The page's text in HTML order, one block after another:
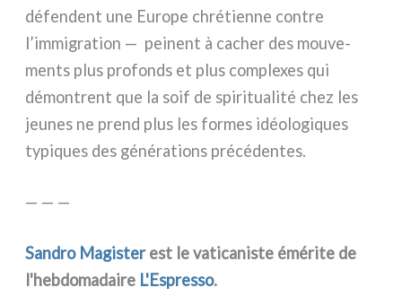
défen­dent une Europe chré­tien­ne con­tre
l’immigration — pei­nent à cacher des mou­ve­
men­ts plus pro­fonds et plus com­ple­xes qui
démon­trent que la soif de spi­ri­tua­li­té chez les
jeu­nes ne prend plus les for­mes idéo­lo­gi­ques
typi­ques des géné­ra­tions pré­cé­den­tes.
— — —
Sandro Magisterest le vati­ca­ni­ste émé­ri­te de
l'hebdomadaire L'Espresso.